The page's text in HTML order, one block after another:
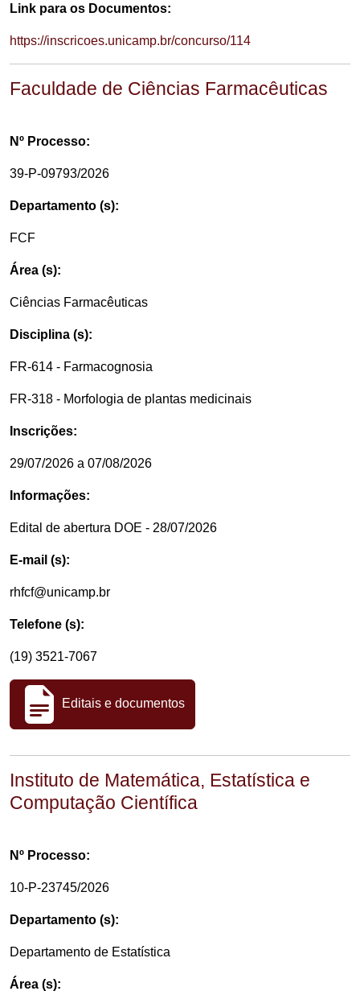
Link para os Documentos:
https://inscricoes.unicamp.br/concurso/114
Faculdade de Ciências Farmacêuticas
Nº Processo:
39-P-09793/2026
Departamento (s):
FCF
Área (s):
Ciências Farmacêuticas
Disciplina (s):
FR-614 - Farmacognosia
FR-318 - Morfologia de plantas medicinais
Inscrições:
29/07/2026 a 07/08/2026
Informações:
Edital de abertura DOE - 28/07/2026
E-mail (s):
rhfcf@unicamp.br
Telefone (s):
(19) 3521-7067
Editais e documentos
Instituto de Matemática, Estatística e
Computação Científica
Nº Processo:
10-P-23745/2026
Departamento (s):
Departamento de Estatística
Área (s):